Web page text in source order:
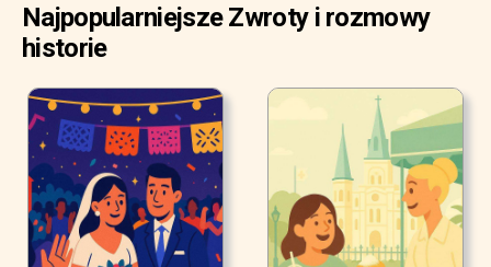
Najpopularniejsze Zwroty i rozmowy
historie